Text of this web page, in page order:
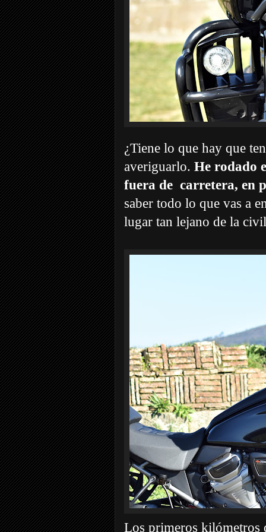
¿Tiene lo que hay que
averiguarlo. He rodado
fuera de carretera, en
saber todo lo que vas a
lugar tan lejano de la
Los primeros kilómetros